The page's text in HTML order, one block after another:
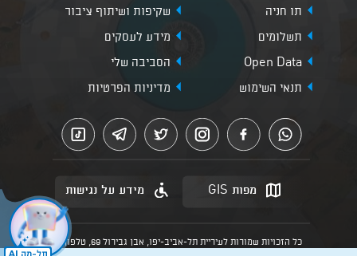
תו חניה
שקיפות ושיתוף ציבור
תשלומים
מידע לעסקים
Open Data
הסביבה שלי
תנאי השימוש
מדיניות הפרטיות
מפות GIS מידע על נגישות
כל הזכויות שמורות לעיריית תל-אביב-יפו, אבן גבירול 69, טלפון: